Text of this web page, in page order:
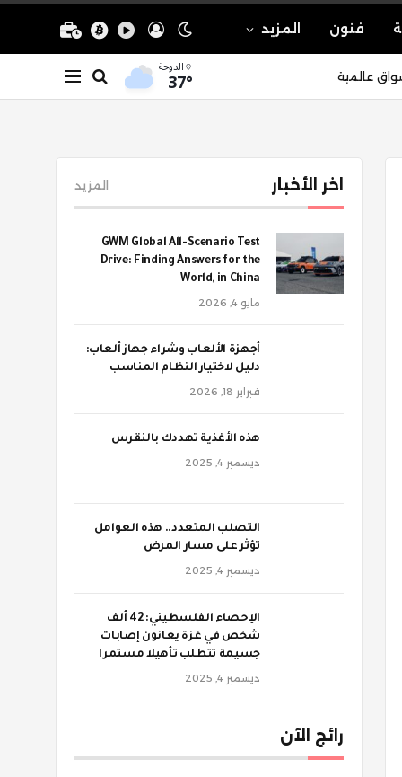
فنون المزيد
عالمية الدوحة
37°
اخر الأخبار المزيد
GWM Global All-Scenario Test
Drive: Finding Answers for the
World, in China
مايو 4, 2026
أجهزة الألعاب وشراء جهاز ألعاب:
دليل لاختيار النظام المناسب
فبراير 18, 2026
‫هذه الأغذية تهددك بالنقرس
ديسمبر 4, 2025
‫التصلب المتعدد.. هذه العوامل
تؤثر على مسار المرض
ديسمبر 4, 2025
الإحصاء الفلسطيني: 42 ألف
شخص في غزة يعانون إصابات
جسيمة تتطلب تأهيلا مستمرا
ديسمبر 4, 2025
رائج الآن